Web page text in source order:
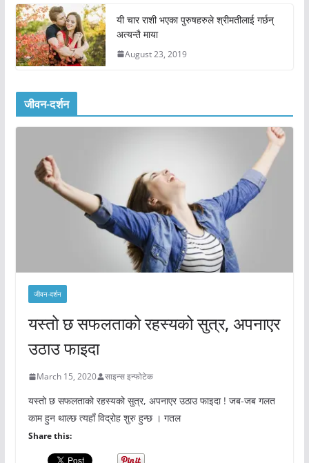
यी चार राशी भएका पुरुषहरुले श्रीमतीलाई गर्छन्
अत्यन्तै माया
August 23, 2019
जीवन-दर्शन
जीवन-दर्शन
यस्तो छ सफलताको रहस्यको सुत्र, अपनाएर
उठाउ फाइदा
March 15, 2020 साइन्स इन्फोटेक
यस्तो छ सफलताको रहस्यको सुत्र, अपनाएर उठाउ फाइदा ! जब-जब गलत
काम हुन थाल्छ त्यहाँ विद्रोह शुरु हुन्छ । गतल
Share this: